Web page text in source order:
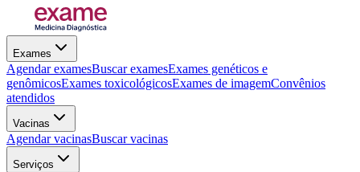
Exames
Agendar examesBuscar examesExames genéticos e
genômicosExames toxicológicosExames de imagemConvênios
atendidos
Vacinas
Agendar vacinasBuscar vacinas
Serviços